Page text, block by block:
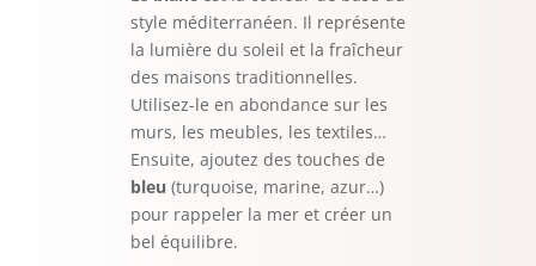
style méditerranéen. Il représente
la lumière du soleil et la fraîcheur
des maisons traditionnelles.
Utilisez-le en abondance sur les
murs, les meubles, les textiles…
Ensuite, ajoutez des touches de
bleu (turquoise, marine, azur…)
pour rappeler la mer et créer un
bel équilibre.